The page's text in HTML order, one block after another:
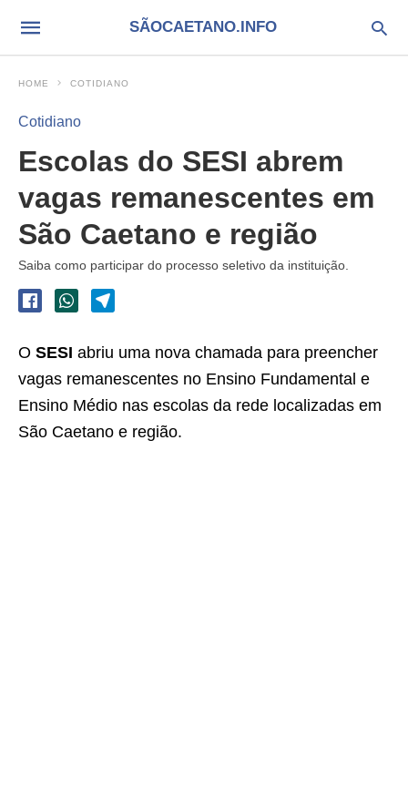
SÃOCAETANO.INFO
HOME COTIDIANO
Cotidiano
Escolas do SESI abrem
vagas remanescentes em
São Caetano e região
Saiba como participar do processo seletivo da instituição.
O SESI abriu uma nova chamada para preencher
vagas remanescentes no Ensino Fundamental e
Ensino Médio nas escolas da rede localizadas em
São Caetano e região.